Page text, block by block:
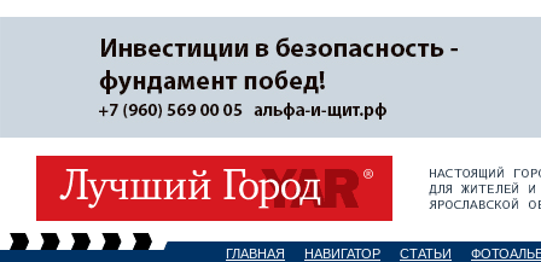
ГЛАВНАЯ НАВИГАТОР СТАТЬИ